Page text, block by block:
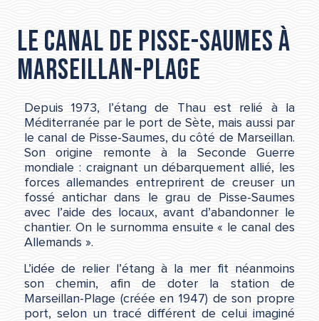
Le canal de Pisse-Saumes à
Marseillan-Plage
Depuis 1973, l’étang de Thau est relié à la
Méditerranée par le port de Sète, mais aussi par
le canal de Pisse-Saumes, du côté de Marseillan.
Son origine remonte à la Seconde Guerre
mondiale : craignant un débarquement allié, les
forces allemandes entreprirent de creuser un
fossé antichar dans le grau de Pisse-Saumes
avec l’aide des locaux, avant d’abandonner le
chantier. On le surnomma ensuite « le canal des
Allemands ».
L’idée de relier l’étang à la mer fit néanmoins
son chemin, afin de doter la station de
Marseillan-Plage (créée en 1947) de son propre
port, selon un tracé différent de celui imaginé